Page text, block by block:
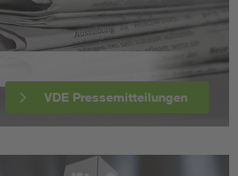
VDE Pressemitteilungen